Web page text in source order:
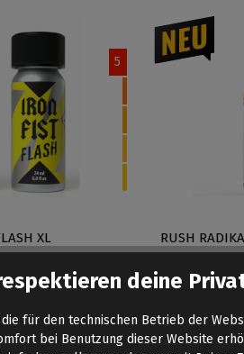
5
XL
€*
RUSH
Auf Lager
deine
die für den technischen Betrieb der
bei Benutzung dieser Website